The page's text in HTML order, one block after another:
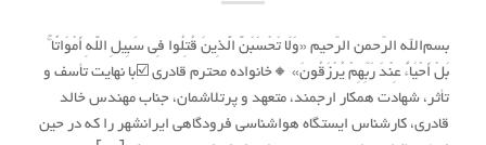
بسم‌الله الرّحمن الرّحیم «وَلَا تَحْسَبَنَّ الَّذِینَ قُتِلُوا فِی سَبِیلِ اللَّهِ أَمْوَاتًا ۚ
بَلْ أَحْیَاءٌ عِنْدَ رَبِّهِمْ یُرْزَقُونَ» 🔸خانواده محترم قادری ☑️با نهایت تأسف و
تأثر، شهادت همکار ارجمند، متعهد و پرتلاشمان، جناب مهندس خالد
قادری، کارشناس ایستگاه هواشناسی فرودگاهی ایرانشهر را که در حین